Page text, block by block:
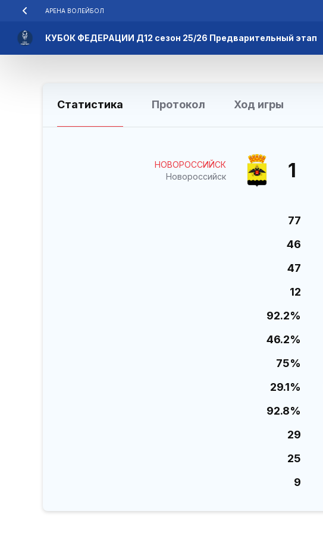
АРЕНА ВОЛЕЙБОЛ
КУБОК ФЕДЕРАЦИИ Д12 сезон 25/26 Предварительный этап
Статистика Протокол Ход игры
НОВОРОССИЙСК
Новороссийск
1
77
46
47
12
92.2%
46.2%
75%
29.1%
92.8%
29
25
9